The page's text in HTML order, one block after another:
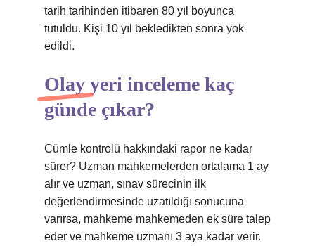
tarih tarihinden itibaren 80 yıl boyunca
tutuldu. Kişi 10 yıl bekledikten sonra yok
edildi.
Olay yeri inceleme kaç
günde çıkar?
Cümle kontrolü hakkındaki rapor ne kadar
sürer? Uzman mahkemelerden ortalama 1 ay
alır ve uzman, sınav sürecinin ilk
değerlendirmesinde uzatıldığı sonucuna
varırsa, mahkeme mahkemeden ek süre talep
eder ve mahkeme uzmanı 3 aya kadar verir.